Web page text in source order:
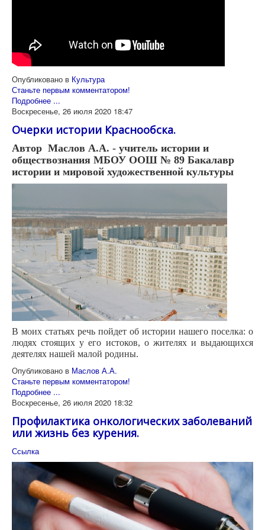
Опубликовано в Культура
Станьте первым комментатором!
Подробнее ...
Воскресенье, 26 июля 2020 18:47
Очерки истории Краснообска.
Автор Маслов А.А. - учитель истории и
обществознания МБОУ ООШ № 89 Бакалавр
истории и мировой художественной культуры
В моих статьях речь пойдет об истории нашего поселка: о
людях стоящих у его истоков, о жителях и выдающихся
деятелях нашей малой родины.
Опубликовано в Маслов А.А.
Станьте первым комментатором!
Подробнее ...
Воскресенье, 26 июля 2020 18:32
Профилактика онкологических заболеваний
или жизнь без курения.
Ссылка